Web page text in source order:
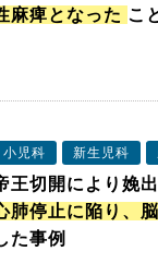
麻痺となった こ
小児科 新生児科
王切開により娩
肺停止に陥り、
た事例